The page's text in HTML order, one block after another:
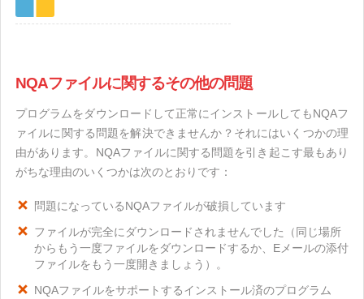
NQAファイルに関するその他の問題
プログラムをダウンロードして正常にインストールしてもNQAフ
ァイルに関する問題を解決できませんか？それにはいくつかの理
由があります。NQAファイルに関する問題を引き起こす最もあり
がちな理由のいくつかは次のとおりです：
問題になっているNQAファイルが破損しています
ファイルが完全にダウンロードされませんでした（同じ場所
からもう一度ファイルをダウンロードするか、Eメールの添付
ファイルをもう一度開きましょう）。
NQAファイルをサポートするインストール済のプログラム